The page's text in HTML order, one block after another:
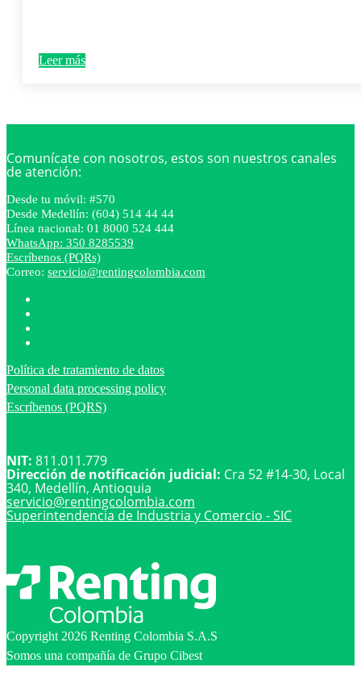
Leer más
Comunícate con nosotros, estos son nuestros canales
de atención:
Desde tu móvil: #570
Desde Medellín: (604) 514 44 44
Línea nacional: 01 8000 524 444
WhatsApp: 350 8285539
Escríbenos (PQRs)
Correo: servicio@rentingcolombia.com
Política de tratamiento de datos
Personal data processing policy
Escríbenos (PQRS)
NIT: 811.011.779
Dirección de notificación judicial: Cra 52 #14-30, Local
340, Medellín, Antioquia
servicio@rentingcolombia.com
Superintendencia de Industria y Comercio - SIC
Copyright 2026 Renting Colombia S.A.S
Somos una compañía de Grupo Cibest